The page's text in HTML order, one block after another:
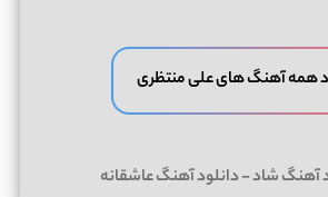
همه آهنگ های علی منتظری
آهنگ شاد-دانلود آهنگ عاشقانه